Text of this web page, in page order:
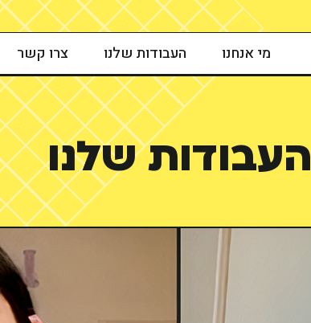
מי אנחנו העבודות שלנו צרו קשר
העבודות שלנו